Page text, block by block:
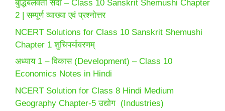
बुद्धिर्बलवती सदा – Class 10 Sanskrit Shemushi Chapter
2 | सम्पूर्ण व्याख्या एवं प्रश्नोत्तर
NCERT Solutions for Class 10 Sanskrit Shemushi
Chapter 1 शुचिपर्यावरणम्
अध्याय 1 – विकास (Development) – Class 10
Economics Notes in Hindi
NCERT Solution for Class 8 Hindi Medium
Geography Chapter-5 उद्योग (Industries)